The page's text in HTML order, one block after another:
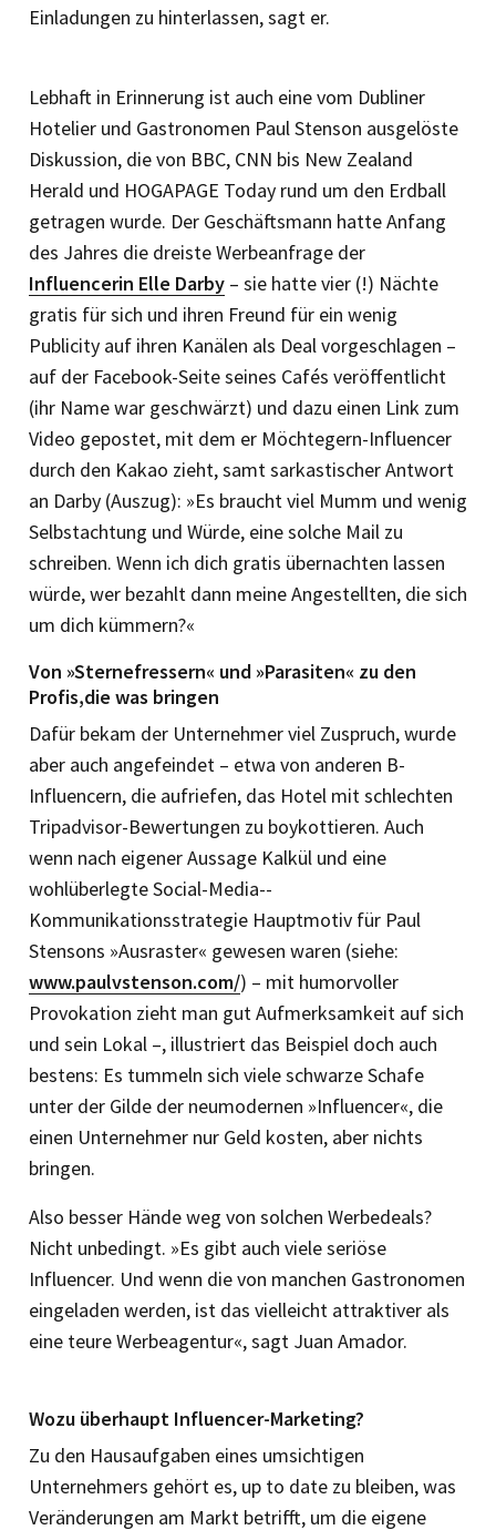
Einladungen zu hinterlassen, sagt er.
Lebhaft in Erinnerung ist auch eine vom Dubliner
Hotelier und Gastronomen Paul Stenson ausgelöste
Diskussion, die von BBC, CNN bis New Zealand
Herald und HOGAPAGE Today rund um den Erdball
getragen wurde. Der Geschäftsmann hatte Anfang
des Jahres die dreiste Werbeanfrage der
Influencerin Elle Darby – sie hatte vier (!) Nächte
gratis für sich und ihren Freund für ein wenig
Publicity auf ihren Kanälen als Deal vorgeschlagen –
auf der Facebook-Seite seines Cafés veröffentlicht
(ihr Name war geschwärzt) und dazu einen Link zum
Video gepostet, mit dem er Möchtegern-Influencer
durch den Kakao zieht, samt sarkastischer Antwort
an Darby (Auszug): »Es braucht viel Mumm und wenig
Selbstachtung und Würde, eine solche Mail zu
schreiben. Wenn ich dich gratis übernachten lassen
würde, wer bezahlt dann meine Angestellten, die sich
um dich kümmern?«
Von »Sternefressern« und »Parasiten« zu den
Profis,die was bringen
Dafür bekam der Unternehmer viel Zuspruch, wurde
aber auch angefeindet – etwa von anderen B-
Influencern, die aufriefen, das Hotel mit schlechten
Tripadvisor-Bewertungen zu boy­kottieren. Auch
wenn nach eigener Aussage Kalkül und eine
wohlüberlegte Social-Media-­
Kommunikationsstrategie Hauptmotiv für Paul
Stensons »Ausraster« gewesen waren (siehe:
www.paulvstenson.com/) – mit humorvoller
Provokation zieht man gut Aufmerksamkeit auf sich
und sein Lokal –, illustriert das Beispiel doch auch
bestens: Es tummeln sich viele schwarze Schafe
unter der Gilde der neumodernen »Influencer«, die
einen Unternehmer nur Geld kosten, aber nichts
bringen.
Also besser Hände weg von solchen Werbedeals?
Nicht unbedingt. »Es gibt auch viele seriöse
Influencer. Und wenn die von manchen Gastronomen
eingeladen werden, ist das vielleicht attraktiver als
eine teure Werbeagentur«, sagt Juan Amador.
Wozu überhaupt Influencer-Marketing?
Zu den Hausaufgaben eines umsichtigen
Unternehmers gehört es, up to date zu bleiben, was
Veränderungen am Markt betrifft, um die eigene